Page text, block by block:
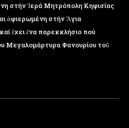
στήν Ἱερά Μητρόπολη Κηφισίας
ἀφιερωμένη στήν Ἅγια
ἔχει ἕνα παρεκκλήσιο πού
Μεγαλομάρτυρα Φανουρίου τοῦ